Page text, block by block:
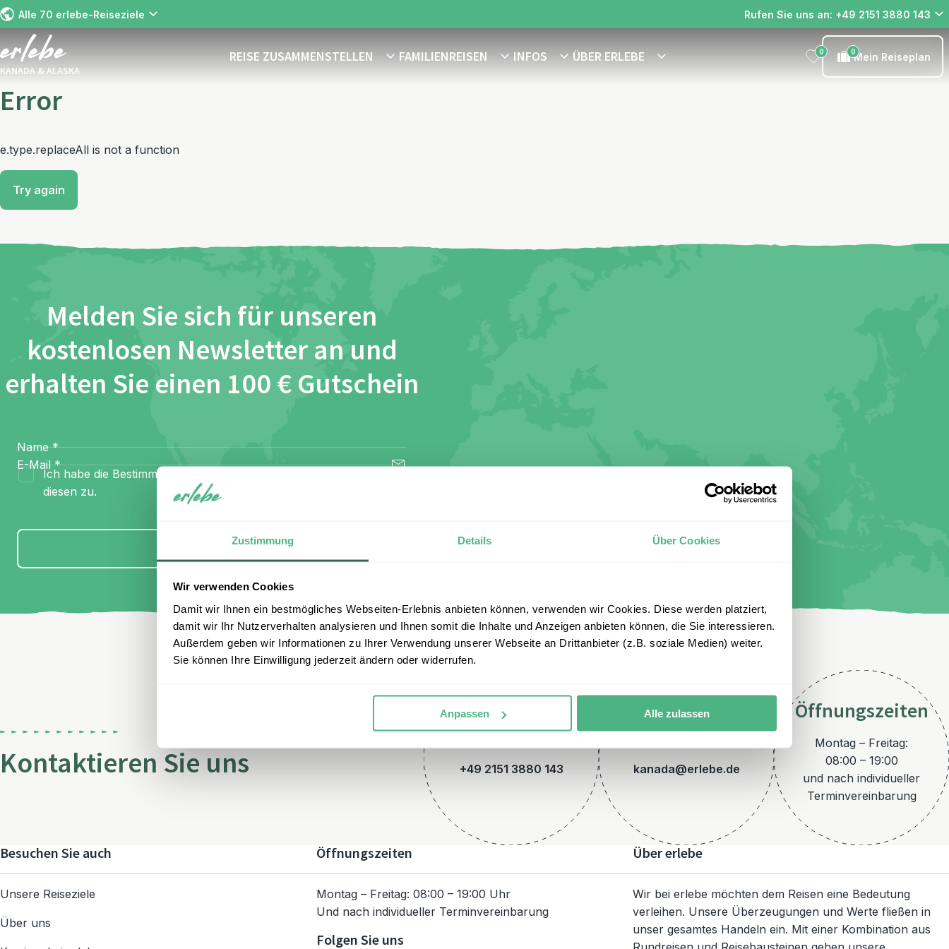
Zustimmung Details Über Cookies
Wir verwenden Cookies
Damit wir Ihnen ein bestmögliches Webseiten-Erlebnis anbieten können, verwenden wir Cookies. Diese werden platziert,
damit wir Ihr Nutzerverhalten analysieren und Ihnen somit die Inhalte und Anzeigen anbieten können, die Sie interessieren.
Außerdem geben wir Informationen zu Ihrer Verwendung unserer Webseite an Drittanbieter (z.B. soziale Medien) weiter.
Sie können Ihre Einwilligung jederzeit ändern oder widerrufen.
Anpassen Alle zulassen
Alle 70 erlebe-Reiseziele Rufen Sie uns an: +49 2151 3880 143
KANADA & ALASKA
REISE ZUSAMMENSTELLEN FAMILIENREISEN INFOS ÜBER ERLEBE 0 0Mein Reiseplan
Error
e.type.replaceAll is not a function
Try again
Melden Sie sich für unseren
kostenlosen Newsletter an und
erhalten Sie einen 100 € Gutschein
Name *
E-Mail *
Ich habe die Bestimmungen zum
diesen zu.
Anmelden
Kontaktieren Sie uns
Telefon
+49 2151 3880 143
E-Mail
kanada@erlebe.de
Öffnungszeiten
Montag – Freitag:
08:00 – 19:00
und nach individueller
Terminvereinbarung
Besuchen Sie auch
Unsere Reiseziele
Über uns
Öffnungszeiten
Montag – Freitag: 08:00 – 19:00 Uhr
Und nach individueller Terminvereinbarung
Folgen Sie uns
Über erlebe
Wir bei erlebe möchten dem Reisen eine Bedeutung
verleihen. Unsere Überzeugungen und Werte fließen in
unser gesamtes Handeln ein. Mit einer Kombination aus